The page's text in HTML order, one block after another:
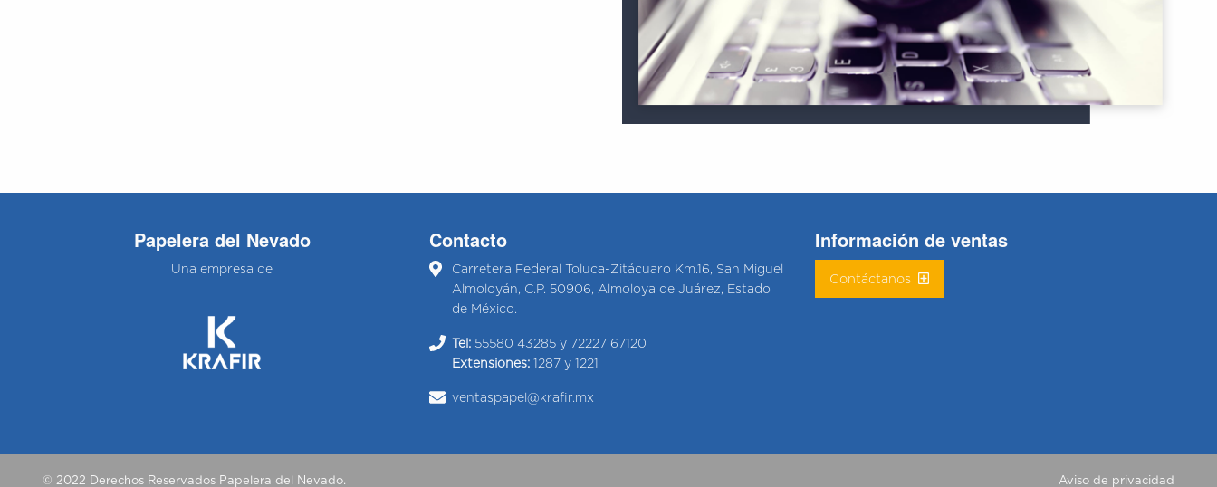
Papelera del Nevado
Una empresa de
Contacto
Carretera Federal Toluca-Zitácuaro Km.16, San Miguel
Almoloyán, C.P. 50906, Almoloya de Juárez, Estado
de México.
Tel:55580 43285 y 72227 67120
Extensiones:1287 y 1221
ventaspapel@krafir.mx
Información de ventas
Contáctanos
© 2022 Derechos Reservados Papelera del Nevado. Aviso de privacidad